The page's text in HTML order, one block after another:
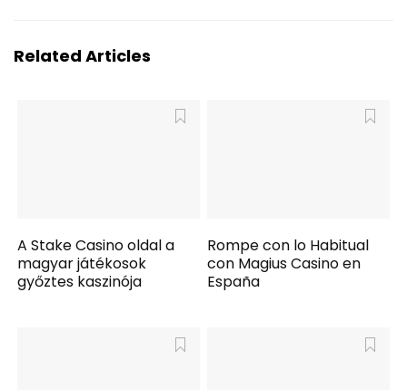
Related Articles
A Stake Casino oldal a
magyar játékosok
győztes kaszinója
Rompe con lo Habitual
con Magius Casino en
España